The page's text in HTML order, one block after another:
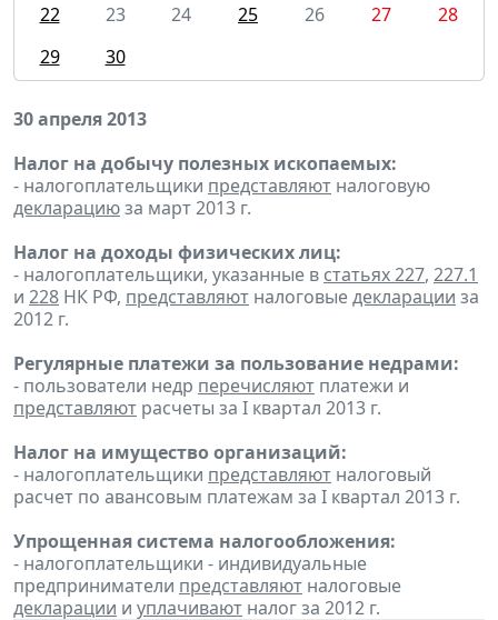
22
23 24 25 26 27
28
29
30
30 апреля 2013
Налог на добычу полезных ископаемых:
- налогоплательщики представляют налоговую
декларациюза март 2013 г.
Налог на доходы физических лиц:
- налогоплательщики, указанные в статьях 227, 227.1
и 228 НК РФ, представляют налоговыедекларации за
2012 г.
Регулярные платежи за пользование недрами:
- пользователи недр перечисляют платежи и
представляют расчеты за I квартал 2013 г.
Налог на имущество организаций:
- налогоплательщики представляют налоговый
расчет по авансовым платежам за I квартал 2013 г.
Упрощенная система налогообложения:
- налогоплательщики - индивидуальные
предприниматели представляют налоговые
декларации и уплачивают налог за 2012 г.